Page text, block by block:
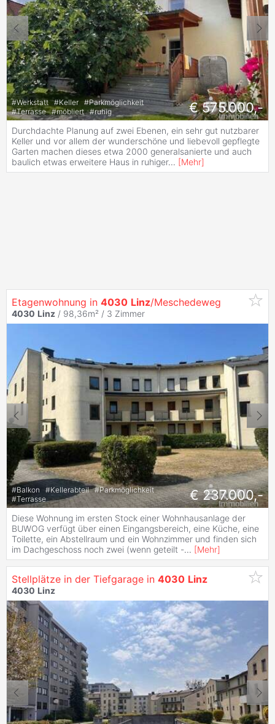
#Werkstatt #Keller #Parkmöglichkeit
#Terrasse #möbliert #ruhig € 575.000,-
Durchdachte Planung auf zwei Ebenen, ein sehr gut nutzbarer
Keller und vor allem der wunderschöne und liebevoll gepflegte
Garten machen dieses etwa 2000 generalsanierte und auch
baulich etwas erweitere Haus in ruhiger... [Mehr]
Etagenwohnung in 4030 Linz/Meschedeweg
4030 Linz / 98,36m² / 3 Zimmer
#Balkon #Kellerabteil #Parkmöglichkeit
#Terrasse € 237.000,-
Diese Wohnung im ersten Stock einer Wohnhausanlage der
BUWOG verfügt über einen Eingangsbereich, eine Küche, eine
Toilette, ein Abstellraum und ein Wohnzimmer und finden sich
im Dachgeschoss noch zwei (wenn geteilt -... [Mehr]
Stellplätze in der Tiefgarage in 4030 Linz
4030 Linz